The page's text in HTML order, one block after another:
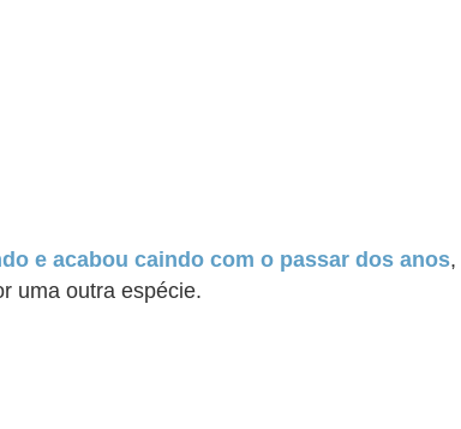
e acabou caindo com o passar dos anos,
uma outra espécie.